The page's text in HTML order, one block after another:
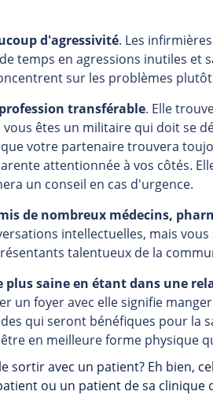
d'agressivité. Les
temps en agressions inutiles et
sur les problèmes
transférable. Elle
vous êtes un militaire qui doit se
votre partenaire trouvera
attentionnée à vos côtés.
un conseil en cas d'urgence.
de nombreux médecins,
intellectuelles, mais
talentueux de la
plus saine en étant dans une
un foyer avec elle signifie
qui seront bénéfiques pour la
en meilleure forme physique
sortir avec un patient? Eh bien,
ou un patient de sa clinique